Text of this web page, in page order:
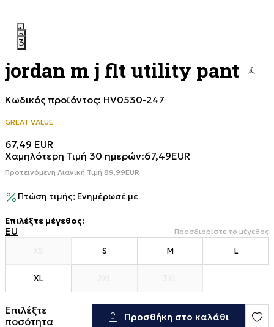
1
2
3
jordan m j flt utility pant
Κωδικός προϊόντος: HV0530-247
GREAT VALUE
67,49 EUR
Χαμηλότερη Τιμή 30 ημερών:67,49EUR
Προτεινόμενη Λιανική Τιμή:89,99EUR
Πτώση τιμής; Ενημέρωσέ με
Επιλέξτε μέγεθος:
EU Προσδιορίστε το μέγεθος
S M L
XL
Επιλέξτε
ποσότητα
Προσθήκη στο καλάθι